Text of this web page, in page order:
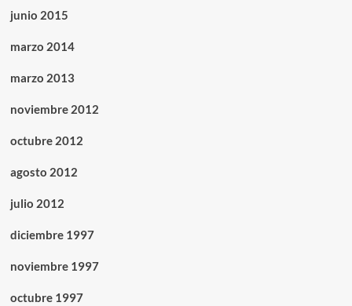
junio 2015
marzo 2014
marzo 2013
noviembre 2012
octubre 2012
agosto 2012
julio 2012
diciembre 1997
noviembre 1997
octubre 1997